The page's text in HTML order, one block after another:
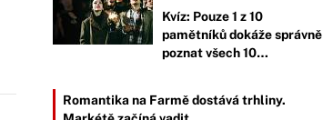
Kvíz: Pouze 1 z 10
pamětníků dokáže správně
poznat všech 10…
Romantika na Farmě dostává trhliny.